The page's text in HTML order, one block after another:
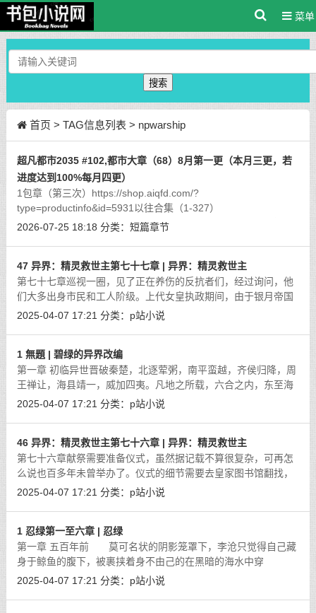
菜单
搜索
首页 > TAG信息列表 > npwarship
超凡都市2035 #102,都市大章（68）8月第一更（本月三更，若
进度达到100%每月四更）
1包章（第三次）https://shop.aiqfd.com/?
type=productinfo&id=5931以往合集（1-327）
https://shop.aiqfd.com/?type=productinfo&id=6094本次包章采
2026-07-25 18:18 分类： 短篇章节
47 异界：精灵救世主第七十七章 | 异界：精灵救世主
第七十七章巡视一圈，见了正在养伤的反抗者们，经过询问，他
们大多出身市民和工人阶级。上代女皇执政期间，由于银月帝国
重视交通，加上国内政治环境宽松，治安良好，路不拾遗。商品
2025-04-07 17:21 分类： p站小说
1 無題 | 碧绿的异界改编
第一章 初临异世晋破秦楚，北逐荤粥，南平蛮越，齐侯归降，周
王禅让，海县靖一，威加四夷。凡地之所载，六合之内，东至海
岱、南及岭瘴、西涉流沙、北尽冰户莫非王土，分遣宗勋，裂土
2025-04-07 17:21 分类： p站小说
46 异界：精灵救世主第七十六章 | 异界：精灵救世主
第七十六章献祭需要准备仪式，虽然据记载不算很复杂，可再怎
么说也百多年未曾举办了。仪式的细节需要去皇家图书馆翻找，
这件事这能让赛琳娜去做，她有阴影跳跃，才能神不知鬼不觉的
2025-04-07 17:21 分类： p站小说
1 忍绿第一至六章 | 忍绿
第一章 五百年前 莫可名状的阴影笼罩下，李沧只觉得自己藏
身于鲸鱼的腹下，被裹挟着身不由己的在黑暗的海水中穿
行。 眼前却并非一片黑暗，而是五颜六色、姹紫嫣红的无数
2025-04-07 17:21 分类： p站小说